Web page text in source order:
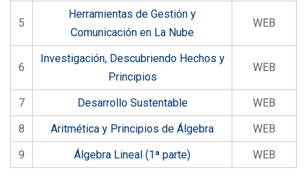
5
Herramientas de Gestión y
Comunicación en La Nube
WEB
6
Investigación, Descubriendo Hechos y
Principios
WEB
7 Desarrollo Sustentable
WEB
8
Aritmética y Principios de Álgebra
WEB
9
Álgebra Lineal (1ª parte) WEB